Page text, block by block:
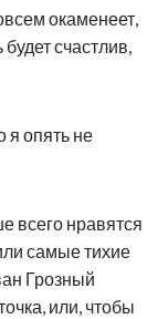
окаменеет,
счастлив,
я опять не
всего нравятся
самые тихие
Грозный
или, чтобы